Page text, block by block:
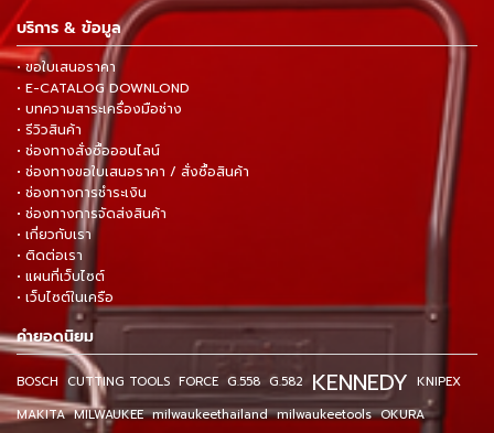
บริการ & ข้อมูล
• ขอใบเสนอราคา
• E-CATALOG DOWNLOND
• บทความสาระเครื่องมือช่าง
• รีวิวสินค้า
• ช่องทางสั่งซื้อออนไลน์
• ช่องทางขอใบเสนอราคา / สั่งซื้อสินค้า
• ช่องทางการชำระเงิน
• ช่องทางการจัดส่งสินค้า
• เกี่ยวกับเรา
• ติดต่อเรา
• แผนที่เว็บไซต์
• เว็บไซต์ในเครือ
คำยอดนิยม
BOSCH CUTTING TOOLS FORCE G.558 G.582 KENNEDY KNIPEX
MAKITA MILWAUKEE milwaukeethailand milwaukeetools OKURA